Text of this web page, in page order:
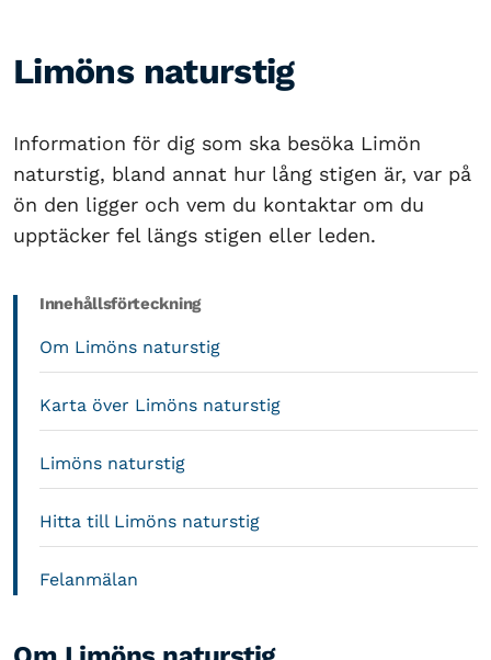
Limöns naturstig
Information för dig som ska besöka Limön
naturstig, bland annat hur lång stigen är, var på
ön den ligger och vem du kontaktar om du
upptäcker fel längs stigen eller leden.
Innehållsförteckning
Om Limöns naturstig
Karta över Limöns naturstig
Limöns naturstig
Hitta till Limöns naturstig
Felanmälan